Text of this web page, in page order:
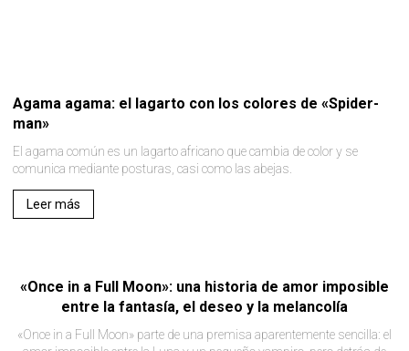
Agama agama: el lagarto con los colores de «Spider-
man»
El agama común es un lagarto africano que cambia de color y se
comunica mediante posturas, casi como las abejas.
Leer más
«Once in a Full Moon»: una historia de amor imposible
entre la fantasía, el deseo y la melancolía
«Once in a Full Moon» parte de una premisa aparentemente sencilla: el